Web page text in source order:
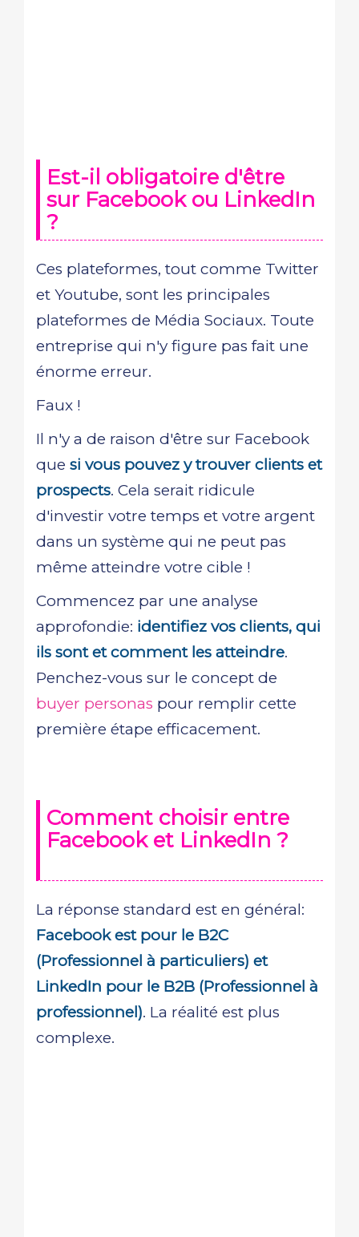
Est-il obligatoire d'être
sur Facebook ou LinkedIn
?
Ces plateformes, tout comme Twitter
et Youtube, sont les principales
plateformes de Média Sociaux. Toute
entreprise qui n'y figure pas fait une
énorme erreur.
Faux !
Il n'y a de raison d'être sur Facebook
que si vous pouvez y trouver clients et
prospects. Cela serait ridicule
d'investir votre temps et votre argent
dans un système qui ne peut pas
même atteindre votre cible !
Commencez par une analyse
approfondie: identifiez vos clients, qui
ils sont et comment les atteindre.
Penchez-vous sur le concept de
buyer personas pour remplir cette
première étape efficacement.
Comment choisir entre
Facebook et LinkedIn ?
La réponse standard est en général:
Facebook est pour le B2C
(Professionnel à particuliers) et
LinkedIn pour le B2B (Professionnel à
professionnel). La réalité est plus
complexe.